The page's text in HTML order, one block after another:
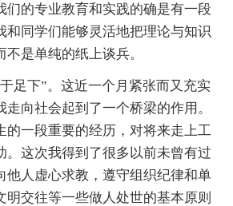
们的专业教育和实践的确是有一段
和同学们能够灵活地把理论与知识
是单纯的纸上谈兵。
下”。这近一个月紧张而又充实
向社会起到了一个桥梁的作用。
的一段重要的经历，对将来走上工
。这次我得到了很多以前未曾有过
他人虚心求教，遵守组织纪律和单
明交往等一些做人处世的基本原则